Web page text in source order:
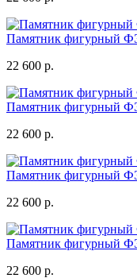
Памятник фигурный
22 600 р.
Памятник фигурный
22 600 р.
Памятник фигурный
22 600 р.
Памятник фигурный
22 600 р.